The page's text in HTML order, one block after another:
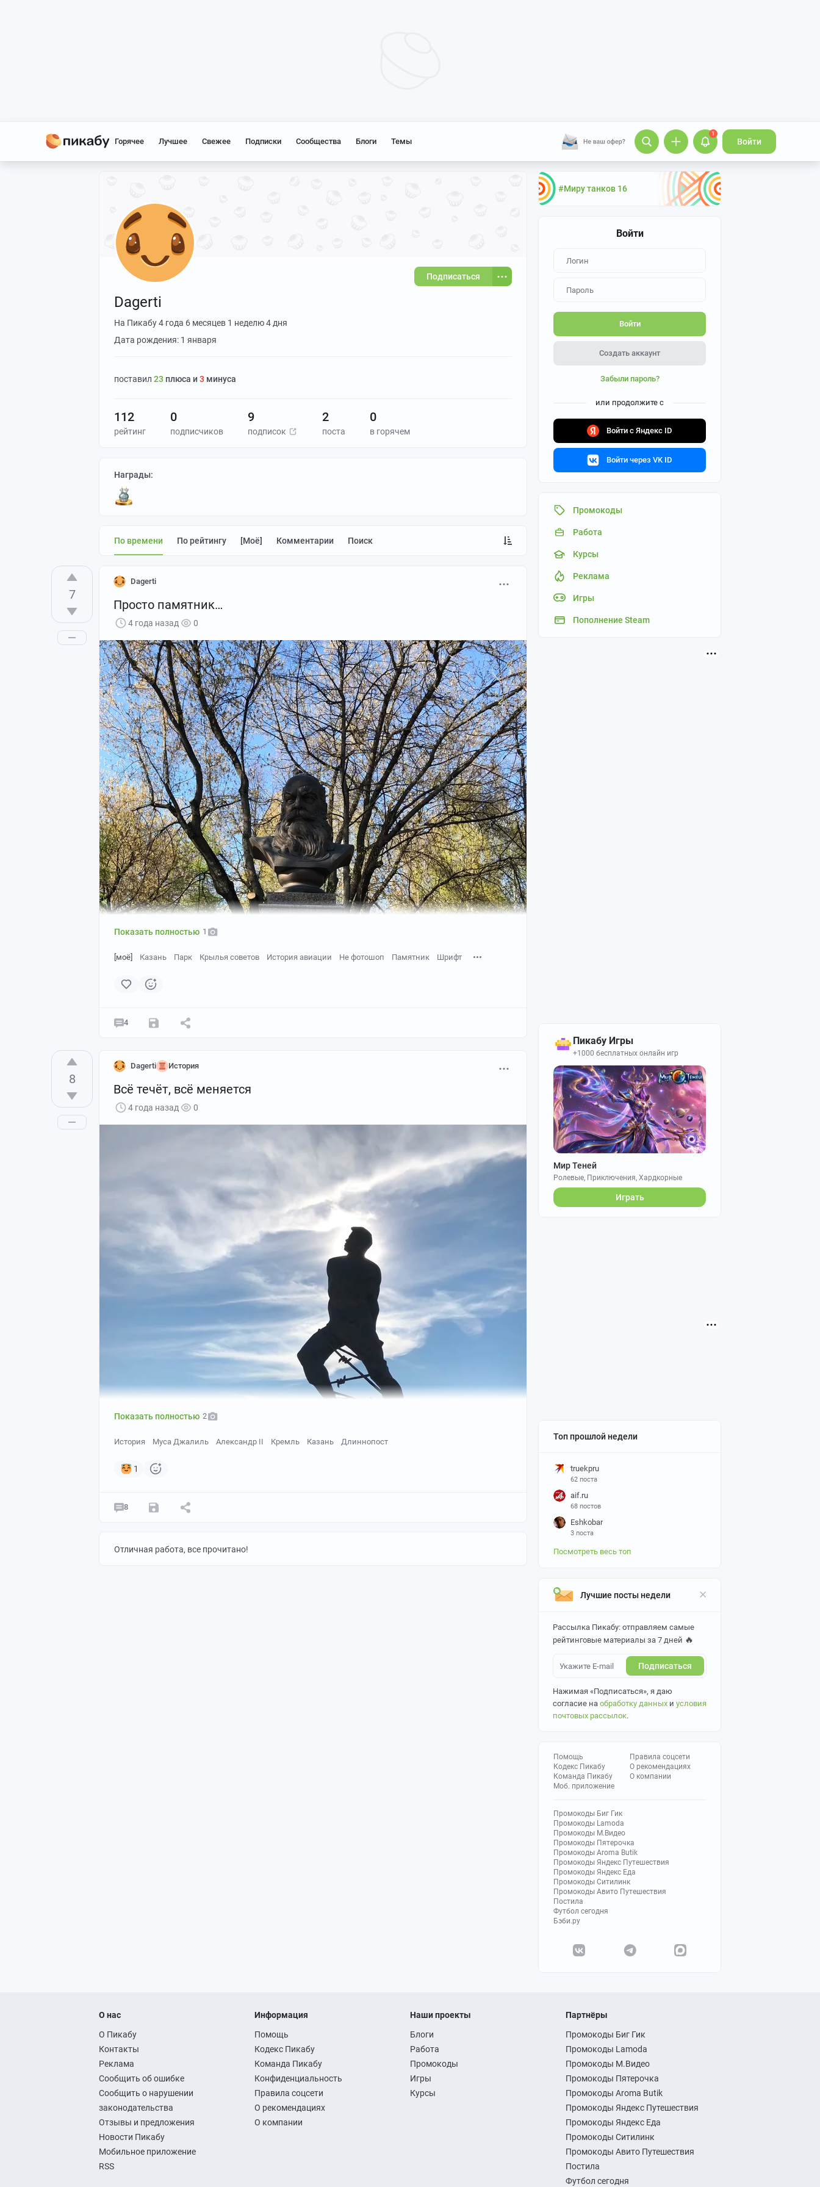
Горячее Лучшее Свежее Подписки Сообщества Блоги Темы
1
Войти
#Миру танков 16
Войти
Войти
Создать аккаунт
Забыли пароль?
или продолжите с
Войти с Яндекс ID
Войти через VK ID
Промокоды
Работа
Курсы
Реклама
Игры
Пополнение Steam
Пикабу Игры
+1000 бесплатных онлайн игр
Мир Теней
Ролевые, Приключения, Хардкорные
Играть
Топ прошлой недели
truekpru
62 поста
aif.ru
68 постов
Eshkobar
3 поста
Посмотреть весь топ
Лучшие посты недели
Рассылка Пикабу: отправляем самые
рейтинговые материалы за 7 дней 🔥
Подписаться
Нажимая «Подписаться», я даю
согласие на обработку данных и условия
почтовых рассылок.
Помощь
Кодекс Пикабу
Команда Пикабу
Моб. приложение
Правила соцсети
О рекомендациях
О компании
Промокоды Биг Гик
Промокоды Lamoda
Промокоды М.Видео
Промокоды Пятерочка
Промокоды Aroma Butik
Промокоды Яндекс Путешествия
Промокоды Яндекс Еда
Промокоды Ситилинк
Промокоды Авито Путешествия
Постила
Футбол сегодня
Бэби.ру
Dagerti
Подписаться
На Пикабу4 года 6 месяцев 1 неделю 4 дня
Дата рождения: 1 января
поставил 23 плюса и3 минуса
112
рейтинг
0
подписчиков
9
подписок
2
поста
0
в горячем
Награды:
По времени По рейтингу [моё] Комментарии Поиск
7
Dagerti
Просто памятник…
4 года назад 0
Показать полностью 1
[моё] Казань Парк Крылья советов История авиации Не фотошоп Памятник Шрифт
4
8
Dagerti История
Всё течёт, всё меняется
4 года назад 0
Показать полностью 2
История Муса Джалиль Александр II Кремль Казань Длиннопост
1
8
Отличная работа, все прочитано!
О нас
О Пикабу
Контакты
Реклама
Сообщить об ошибке
Сообщить о нарушении
законодательства
Отзывы и предложения
Новости Пикабу
Мобильное приложение
RSS
Информация
Помощь
Кодекс Пикабу
Команда Пикабу
Конфиденциальность
Правила соцсети
О рекомендациях
О компании
Наши проекты
Блоги
Работа
Промокоды
Игры
Курсы
Партнёры
Промокоды Биг Гик
Промокоды Lamoda
Промокоды М.Видео
Промокоды Пятерочка
Промокоды Aroma Butik
Промокоды Яндекс Путешествия
Промокоды Яндекс Еда
Промокоды Ситилинк
Промокоды Авито Путешествия
Постила
Футбол сегодня